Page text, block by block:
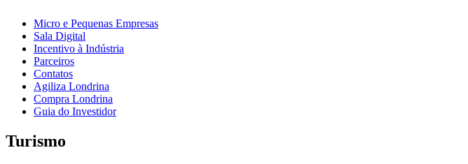
Micro e Pequenas Empresas
Sala Digital
Incentivo à Indústria
Parceiros
Contatos
Agiliza Londrina
Compra Londrina
Guia do Investidor
Turismo